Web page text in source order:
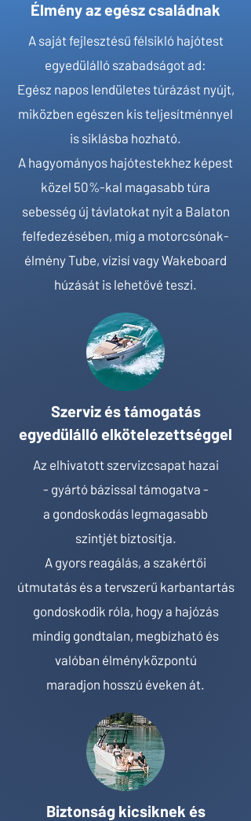
Élmény az egész családnak
A saját fejlesztésű félsikló hajótest
egyedülálló szabadságot ad:
Egész napos lendületes túrázást nyújt,
miközben egészen kis teljesítménnyel
is siklásba hozható.
A hagyományos hajótestekhez képest
közel 50%-kal magasabb túra
sebesség új távlatokat nyit a Balaton
felfedezésében, míg a motorcsónak-
élmény Tube, vízisí vagy Wakeboard
húzását is lehetővé teszi.
Szerviz és támogatás
egyedülálló elkötelezettséggel
Az elhivatott szervizcsapat hazai
- gyártó bázissal támogatva -
a gondoskodás legmagasabb
szintjét biztosítja.
A gyors reagálás, a szakértői
útmutatás és a tervszerű karbantartás
gondoskodik róla, hogy a hajózás
mindig gondtalan, megbízható és
valóban élményközpontú
maradjon hosszú éveken át.
Biztonság kicsiknek és